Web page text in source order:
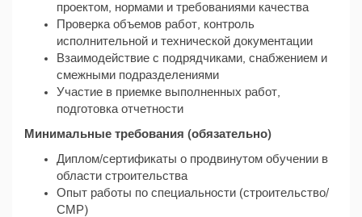
проектом, нормами и требованиями качества
Проверка объемов работ, контроль
исполнительной и технической документации
Взаимодействие с подрядчиками, снабжением и
смежными подразделениями
Участие в приемке выполненных работ,
подготовка отчетности
Минимальные требования (обязательно)
Диплом/сертификаты о продвинутом обучении в
области строительства
Опыт работы по специальности (строительство/
СМР)